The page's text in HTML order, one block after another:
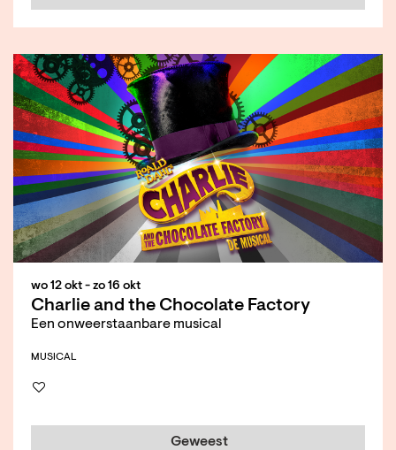
Charlie and the Chocolate Factory
Een onweerstaanbare musical
wo 12 okt - zo 16 okt
MUSICAL
Geweest